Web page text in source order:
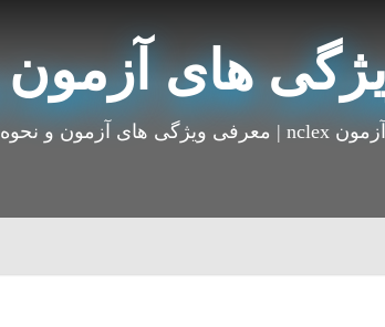
آزمون nclex | معرفی ویژگی های آزمون و نحوه ثبت نام